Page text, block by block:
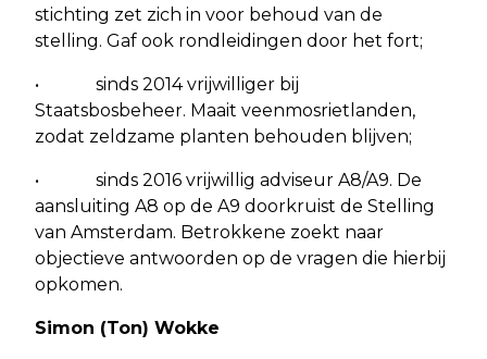
stichting zet zich in voor behoud van de
stelling. Gaf ook rondleidingen door het fort;
• sinds 2014 vrijwilliger bij
Staatsbosbeheer. Maait veenmosrietlanden,
zodat zeldzame planten behouden blijven;
• sinds 2016 vrijwillig adviseur A8/A9. De
aansluiting A8 op de A9 doorkruist de Stelling
van Amsterdam. Betrokkene zoekt naar
objectieve antwoorden op de vragen die hierbij
opkomen.
Simon (Ton) Wokke